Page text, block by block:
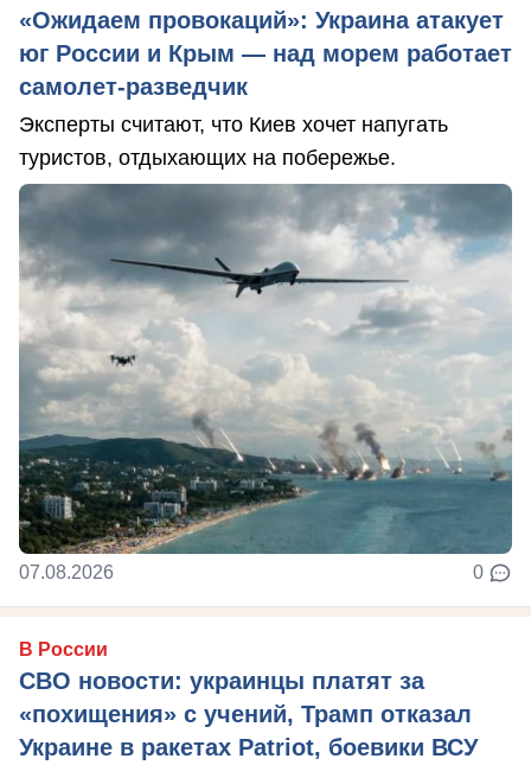
«Ожидаем провокаций»: Украина атакует
юг России и Крым — над морем работает
самолет-разведчик
Эксперты считают, что Киев хочет напугать
туристов, отдыхающих на побережье.
07.08.2026 0
В России
СВО новости: украинцы платят за
«похищения» с учений, Трамп отказал
Украине в ракетах Patriot, боевики ВСУ